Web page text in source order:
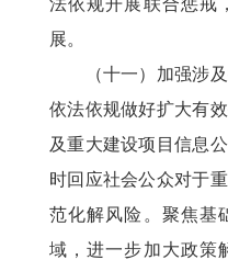
法依规开展联合惩戒
展。
（十一）加强涉及
依法依规做好扩大有
及重大建设项目信息
时回应社会公众对于
范化解风险。聚焦基
域，进一步加大政策